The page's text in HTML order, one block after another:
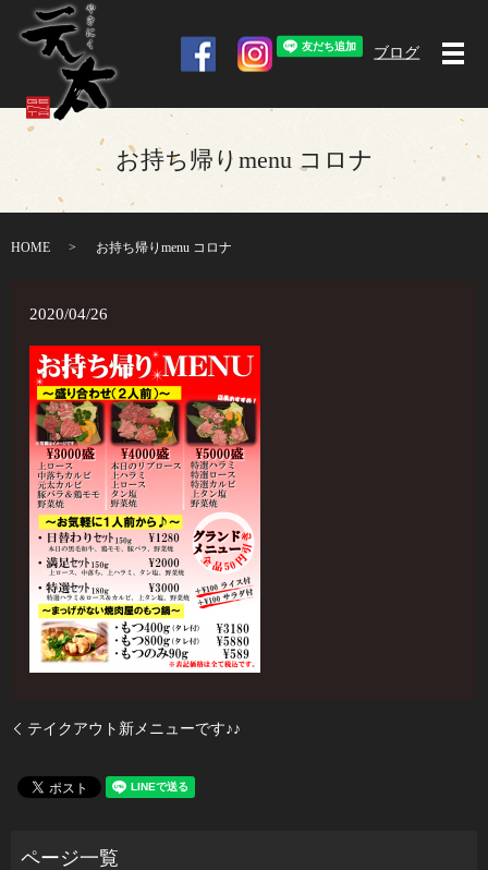
ブログ
メ
お持ち帰りmenu コロナ
HOME お持ち帰りmenu コロナ
2020/04/26
テイクアウト新メニューです♪♪